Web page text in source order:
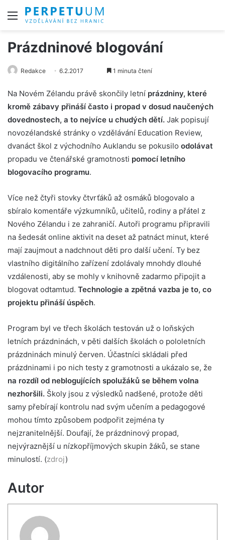
Menu
Prázdninové blogování
Redakce 6.2.2017 1 minuta čtení
Na Novém Zélandu právě skončily letní prázdniny, které
kromě zábavy přináší často i propad v dosud naučených
dovednostech, a to nejvíce u chudých dětí. Jak popisují
novozélandské stránky o vzdělávání Education Review,
dvanáct škol z východního Auklandu se pokusilo odolávat
propadu ve čtenářské gramotnosti pomocí letního
blogovacího programu.
Více než čtyři stovky čtvrťáků až osmáků blogovalo a
sbíralo komentáře výzkumníků, učitelů, rodiny a přátel z
Nového Zélandu i ze zahraničí. Autoři programu připravili
na šedesát online aktivit na deset až patnáct minut, které
mají zaujmout a nadchnout děti pro další učení. Ty bez
vlastního digitálního zařízení zdolávaly mnohdy dlouhé
vzdálenosti, aby se mohly v knihovně zadarmo připojit a
blogovat odtamtud. Technologie a zpětná vazba je to, co
projektu přináší úspěch.
Program byl ve třech školách testován už o loňských
letních prázdninách, v pěti dalších školách o pololetních
prázdninách minulý červen. Účastníci skládali před
prázdninami i po nich testy z gramotnosti a ukázalo se, že
na rozdíl od neblogujících spolužáků se během volna
nezhoršili. Školy jsou z výsledků nadšené, protože děti
samy přebírají kontrolu nad svým učením a pedagogové
mohou tímto způsobem podpořit zejména ty
nejzranitelnější. Doufají, že prázdninový propad,
nejvýraznější u nízkopříjmových skupin žáků, se stane
minulostí. (zdroj)
Autor